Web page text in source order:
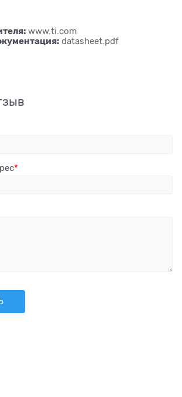
www.ti.com
datasheet.pdf